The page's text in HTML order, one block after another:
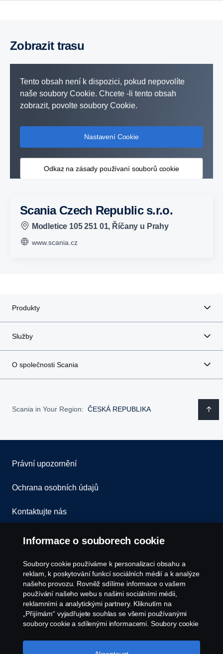
Zobrazit trasu
Tento obsah není k dispozici, pokud nepovolíte
naše soubory Cookie. Chcete -li tento obsah
zobrazit, povolte soubory Cookie.
Nastavení Cookie
Odkaz na zásady používaní souborů cookie
Scania Czech Republic s.r.o.
Modletice 105 251 01, Říčany u Prahy
www.scania.cz
Produkty
Služby
O společnosti Scania
Scania in Your Region: ČESKÁ REPUBLIKA
Právní upozornění
Ochrana osobních údajů
Kontaktujte nás
Všeobecné obchodní podmínky
Oznámení porušení předpisů
Zásady Cookies
Nastavení Cookie
Informace o souborech cookie
Soubory cookie používáme k personalizaci obsahu a
reklam, k poskytování funkcí sociálních médií a k analýze
našeho provozu. Rovněž sdílíme informace o vašem
používání našeho webu s našimi sociálními médii,
reklamními a analytickými partnery. Kliknutím na
„Přijímám“ vyjadřujete souhlas se všemi používanými
soubory cookie a sdílenými informacemi. Soubory cookie
cookie“ a výběrem kategorií, které chcete přijmout.